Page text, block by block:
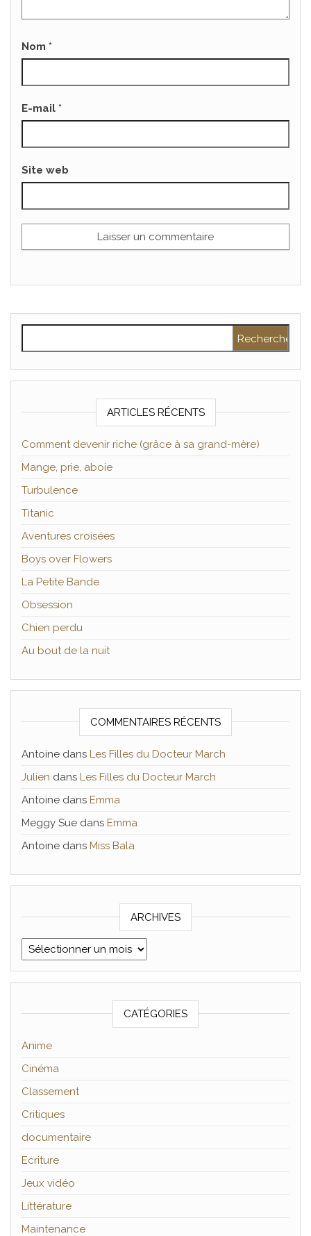
Nom *
E-mail *
Site web
ARTICLES RÉCENTS
Comment devenir riche (grâce à sa grand-mère)
Mange, prie, aboie
Turbulence
Titanic
Aventures croisées
Boys over Flowers
La Petite Bande
Obsession
Chien perdu
Au bout de la nuit
COMMENTAIRES RÉCENTS
Antoine dans Les Filles du Docteur March
Julien dans Les Filles du Docteur March
Antoine dans Emma
Meggy Sue dans Emma
Antoine dans Miss Bala
ARCHIVES
Archives
CATÉGORIES
Anime
Cinéma
Classement
Critiques
documentaire
Ecriture
Jeux vidéo
Littérature
Maintenance